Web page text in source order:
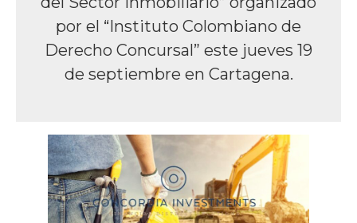
por el “Instituto Colombiano de
Derecho Concursal” este jueves 19
de septiembre en Cartagena.